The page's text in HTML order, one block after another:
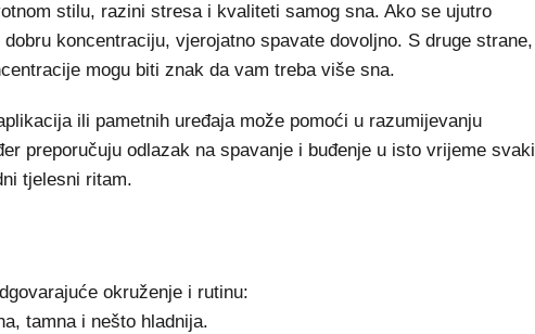
stilu, razini stresa i kvaliteti samog sna. Ako se ujutro
koncentraciju, vjerojatno spavate dovoljno. S druge strane,
mogu biti znak da vam treba više sna.
ili pametnih uređaja može pomoći u razumijevanju
preporučuju odlazak na spavanje i buđenje u isto vrijeme svaki
tjelesni ritam.
okruženje i rutinu:
tamna i nešto hladnija.